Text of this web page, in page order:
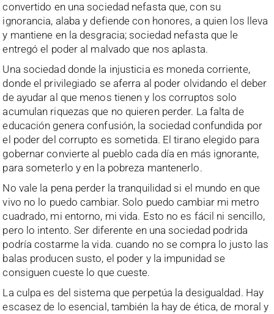
convertido en una sociedad nefasta que, con su
ignorancia, alaba y defiende con honores, a quien los lleva
y mantiene en la desgracia; sociedad nefasta que le
entregó el poder al malvado que nos aplasta.
Una sociedad donde la injusticia es moneda corriente,
donde el privilegiado se aferra al poder olvidando el deber
de ayudar al que menos tienen y los corruptos solo
acumulan riquezas que no quieren perder. La falta de
educación genera confusión, la sociedad confundida por
el poder del corrupto es sometida. El tirano elegido para
gobernar convierte al pueblo cada día en más ignorante,
para someterlo y en la pobreza mantenerlo.
No vale la pena perder la tranquilidad si el mundo en que
vivo no lo puedo cambiar. Solo puedo cambiar mi metro
cuadrado, mi entorno, mi vida. Esto no es fácil ni sencillo,
pero lo intento. Ser diferente en una sociedad podrida
podría costarme la vida. cuando no se compra lo justo las
balas producen susto, el poder y la impunidad se
consiguen cueste lo que cueste.
La culpa es del sistema que perpetúa la desigualdad. Hay
escasez de lo esencial, también la hay de ética, de moral y